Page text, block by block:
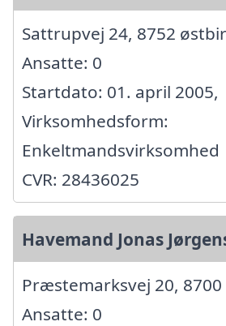
Sattrupvej 24, 8752
Ansatte: 0
Startdato: 01. april 2005,
Virksomhedsform:
Enkeltmandsvirksomhed
CVR: 28436025
Havemand Jonas
Præstemarksvej 20, 8700
Ansatte: 0